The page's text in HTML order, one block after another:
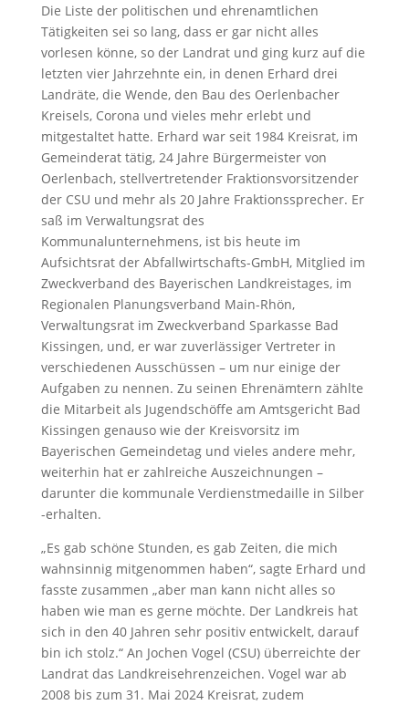
Die Liste der politischen und ehrenamtlichen
Tätigkeiten sei so lang, dass er gar nicht alles
vorlesen könne, so der Landrat und ging kurz auf die
letzten vier Jahrzehnte ein, in denen Erhard drei
Landräte, die Wende, den Bau des Oerlenbacher
Kreisels, Corona und vieles mehr erlebt und
mitgestaltet hatte. Erhard war seit 1984 Kreisrat, im
Gemeinderat tätig, 24 Jahre Bürgermeister von
Oerlenbach, stellvertretender Fraktionsvorsitzender
der CSU und mehr als 20 Jahre Fraktionssprecher. Er
saß im Verwaltungsrat des
Kommunalunternehmens, ist bis heute im
Aufsichtsrat der Abfallwirtschafts-GmbH, Mitglied im
Zweckverband des Bayerischen Landkreistages, im
Regionalen Planungsverband Main-Rhön,
Verwaltungsrat im Zweckverband Sparkasse Bad
Kissingen, und, er war zuverlässiger Vertreter in
verschiedenen Ausschüssen – um nur einige der
Aufgaben zu nennen. Zu seinen Ehrenämtern zählte
die Mitarbeit als Jugendschöffe am Amtsgericht Bad
Kissingen genauso wie der Kreisvorsitz im
Bayerischen Gemeindetag und vieles andere mehr,
weiterhin hat er zahlreiche Auszeichnungen –
darunter die kommunale Verdienstmedaille in Silber
-erhalten.
„Es gab schöne Stunden, es gab Zeiten, die mich
wahnsinnig mitgenommen haben“, sagte Erhard und
fasste zusammen „aber man kann nicht alles so
haben wie man es gerne möchte. Der Landkreis hat
sich in den 40 Jahren sehr positiv entwickelt, darauf
bin ich stolz.“ An Jochen Vogel (CSU) überreichte der
Landrat das Landkreisehrenzeichen. Vogel war ab
2008 bis zum 31. Mai 2024 Kreisrat, zudem